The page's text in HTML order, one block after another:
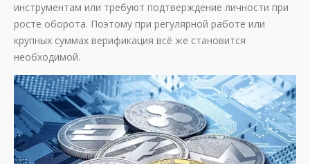
инструментам или требуют подтверждение личности при
росте оборота. Поэтому при регулярной работе или
крупных суммах верификация всё же становится
необходимой.